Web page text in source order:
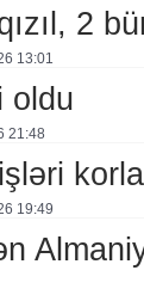
2
13:01
oldu
21:48
19:49